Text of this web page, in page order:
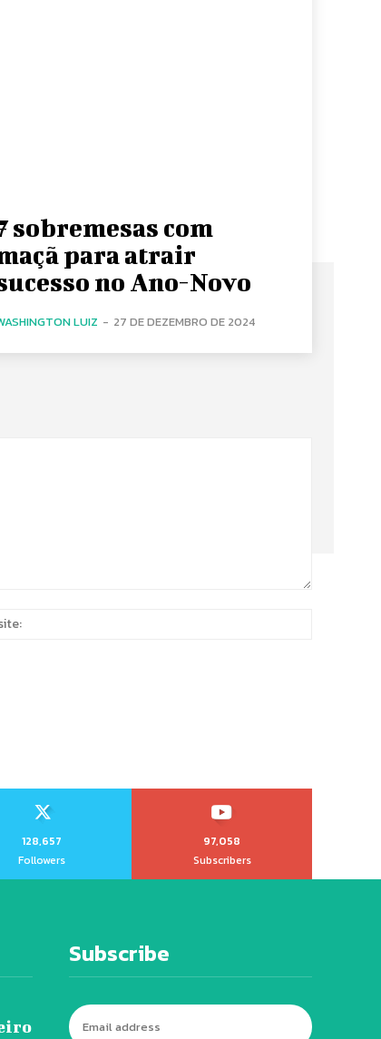
sobremesas com
para atrair
no Ano-Novo
LUIZ - 27 DE DEZEMBRO DE 2024
128,657
Followers
97,058
Subscribers
Subscribe